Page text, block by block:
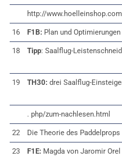
http://www.hoelleinshop.com
16 F1B: Plan und Optimierungen
18 Tipp: Saalflug-
19 TH30: drei Saalflug-
. php/zum-nachlesen.html
22 Die Theorie des Paddelprops
23 F1E: Magda von Jaromir Orel